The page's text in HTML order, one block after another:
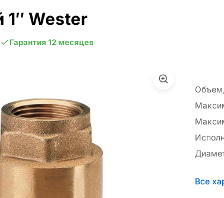
1″ Wester
Гарантия 12 месяцев
Все